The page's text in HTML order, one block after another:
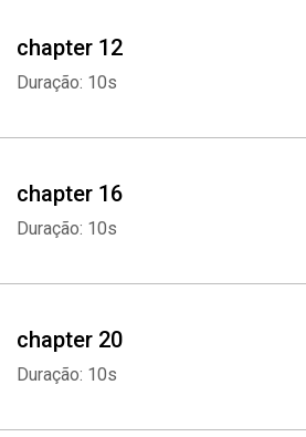
chapter 12
Duração: 10s
chapter 16
Duração: 10s
chapter 20
Duração: 10s